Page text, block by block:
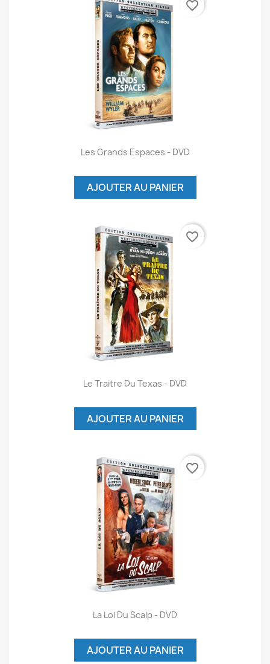
Les Grands Espaces - DVD
AJOUTER AU PANIER
favorite_border
Le Traitre Du Texas - DVD
AJOUTER AU PANIER
favorite_border
La Loi Du Scalp - DVD
AJOUTER AU PANIER
favorite_border